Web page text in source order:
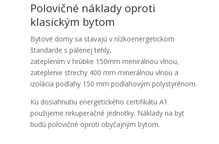
Polovičné náklady oproti
klasickým bytom
Bytové domy sa stavajú v nízkoenergetickom
štandarde s pálenej tehly,
zateplením v hrúbke 150mm menirálnou vlnou,
zateplenie strechy 400 mm minerálnou vlnou a
izolácia podlahy 150 mm podlahovým polystyrénom.
Ku dosiahnutiu energetického certifikátu A1
použijeme rekuperačné jednotky. Náklady na byt
budú polovičné oproti obyčajným bytom.